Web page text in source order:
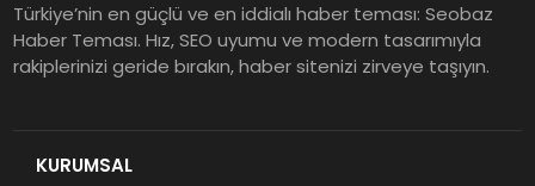
Türkiye’nin en güçlü ve en iddialı haber teması: Seobaz
Haber Teması. Hız, SEO uyumu ve modern tasarımıyla
rakiplerinizi geride bırakın, haber sitenizi zirveye taşıyın.
KURUMSAL